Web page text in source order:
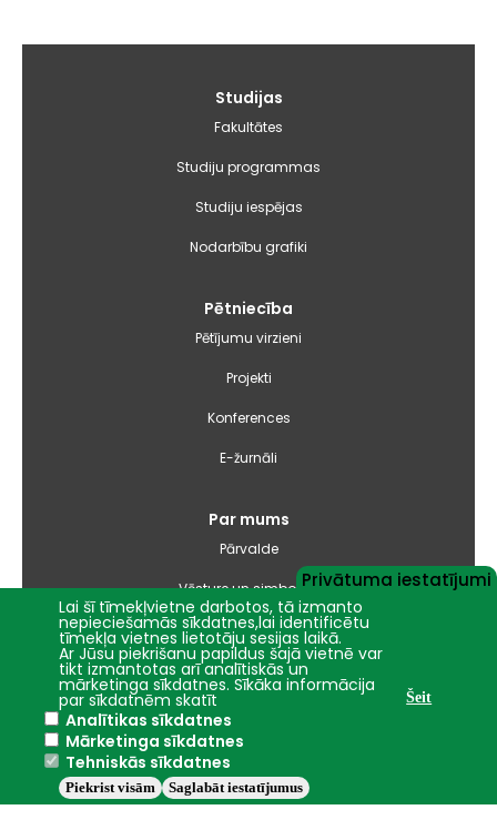
Studijas
Fakultātes
Studiju programmas
Studiju iespējas
Nodarbību grafiki
Pētniecība
Pētījumu virzieni
Projekti
Konferences
E-žurnāli
Par mums
Pārvalde
Vēsture un simbolika
Studiju virzienu pārskati un pašnovērtējuma ziņojumi
Iepirkumi
Nāc studēt
Privātuma iestatījumi
Lai šī tīmekļvietne darbotos, tā izmanto
nepieciešamās sīkdatnes,lai identificētu
tīmekļa vietnes lietotāju sesijas laikā.
Ar Jūsu piekrišanu papildus šajā vietnē var
tikt izmantotas arī analītiskās un
mārketinga sīkdatnes. Sīkāka informācija
par sīkdatnēm skatīt Šeit
Analītikas sīkdatnes
Mārketinga sīkdatnes
Tehniskās sīkdatnes
Saglabāt iestatījumus
Piekrist visām